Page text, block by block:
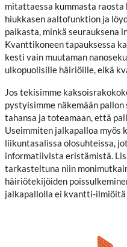
mitattaessa kummasta
hiukkasen aaltofunktion ja
paikasta, minkä seurauksena
Kvanttikoneen tapauksessa
kesti vain muutaman
ulkopuolisille häiriöille, eikä
Jos tekisimme
pystyisimme näkemään
tahansa ja toteamaan, että
Useimmiten jalkapalloa myös
liikuntasalissa olosuhteissa,
informatiivista eristämistä.
tarkasteltuna niin
häiriötekijöiden
jalkapallolla ei kvantti-ilmiöitä